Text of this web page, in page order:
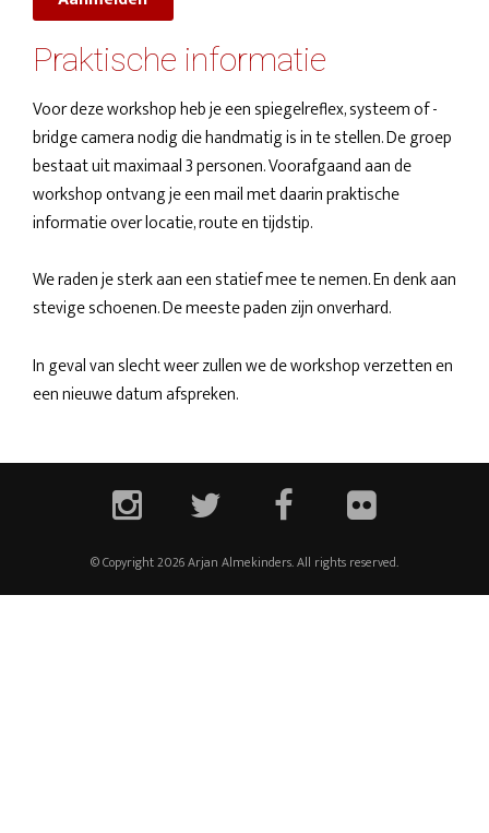
Praktische informatie
Voor deze workshop heb je een spiegelreflex, systeem of -
bridge camera nodig die handmatig is in te stellen. De groep
bestaat uit maximaal 3 personen. Voorafgaand aan de
workshop ontvang je een mail met daarin praktische
informatie over locatie, route en tijdstip.
We raden je sterk aan een statief mee te nemen. En denk aan
stevige schoenen. De meeste paden zijn onverhard.
In geval van slecht weer zullen we de workshop verzetten en
een nieuwe datum afspreken.
© Copyright 2026 Arjan Almekinders. All rights reserved.